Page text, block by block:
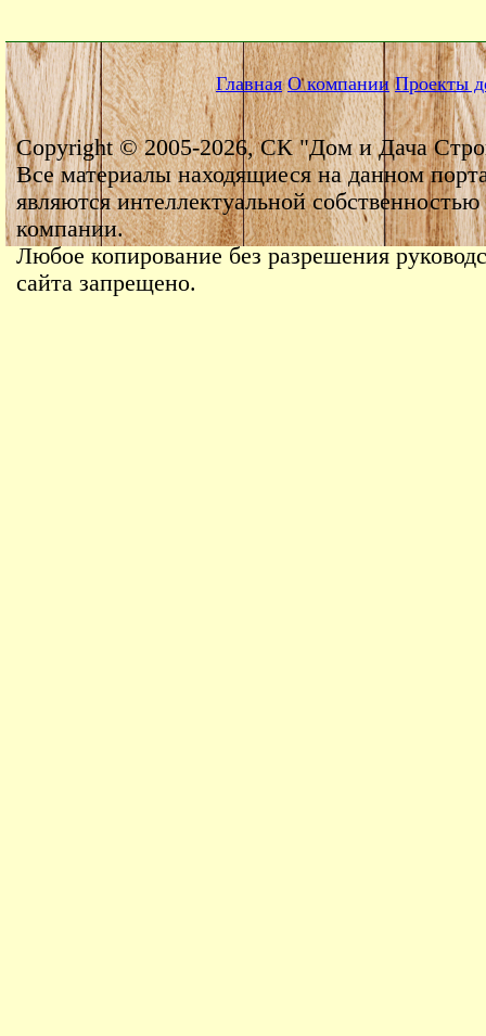
Главная О компании Проекты
Copyright © 2005-2026, СК "Дом и Дача
Все материалы находящиеся на данном
являются интеллектуальной собственностью
компании.
Любое копирование без разрешения
сайта запрещено.